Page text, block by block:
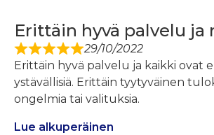
Erittäin hyvä palvelu ja
29/10/2022
Erittäin hyvä palvelu ja kaikki ovat
ystävällisiä. Erittäin tyytyväinen
ongelmia tai valituksia.
Lue alkuperäinen